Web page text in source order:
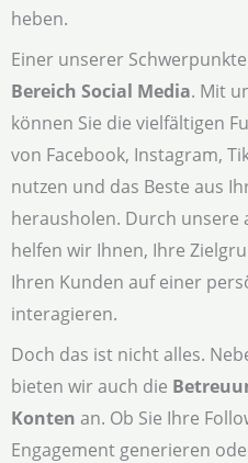
heben.
Einer unserer
Bereich Social Media. Mit
können Sie die vielfältigen
von Facebook, Instagram,
nutzen und das Beste aus
herausholen. Durch unsere
helfen wir Ihnen, Ihre
Ihren Kunden auf einer
interagieren.
Doch das ist nicht alles.
bieten wir auch die
Konten an. Ob Sie Ihre
Engagement generieren